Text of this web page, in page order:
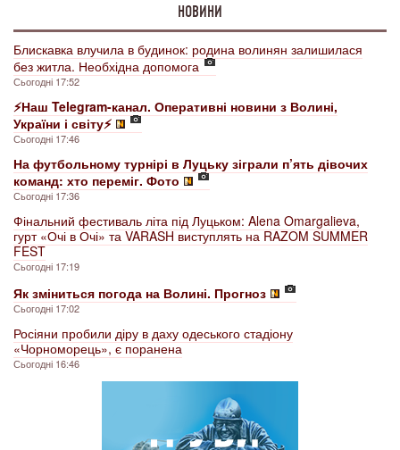
НОВИНИ
Блискавка влучила в будинок: родина волинян залишилася
без житла. Необхідна допомога
Сьогодні 17:52
⚡️Наш Telegram-канал. Оперативні новини з Волині,
України і світу⚡️
Сьогодні 17:46
На футбольному турнірі в Луцьку зіграли п’ять дівочих
команд: хто переміг. Фото
Сьогодні 17:36
Фінальний фестиваль літа під Луцьком: Alena Omargalieva,
гурт «Очі в Очі» та VARASH виступлять на RAZOM SUMMER
FEST
Сьогодні 17:19
Як зміниться погода на Волині. Прогноз
Сьогодні 17:02
Росіяни пробили діру в даху одеського стадіону
«Чорноморець», є поранена
Сьогодні 16:46